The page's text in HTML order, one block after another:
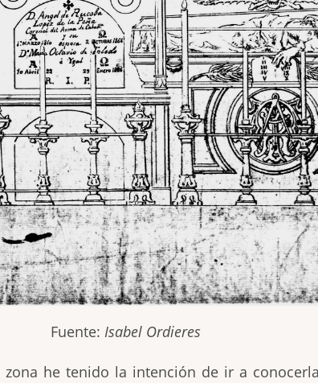
Fuente: Isabel Ordieres
he tenido la intención de ir a